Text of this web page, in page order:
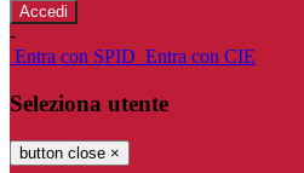
-
Entra con SPID Entra con CIE
Seleziona utente
button close ×